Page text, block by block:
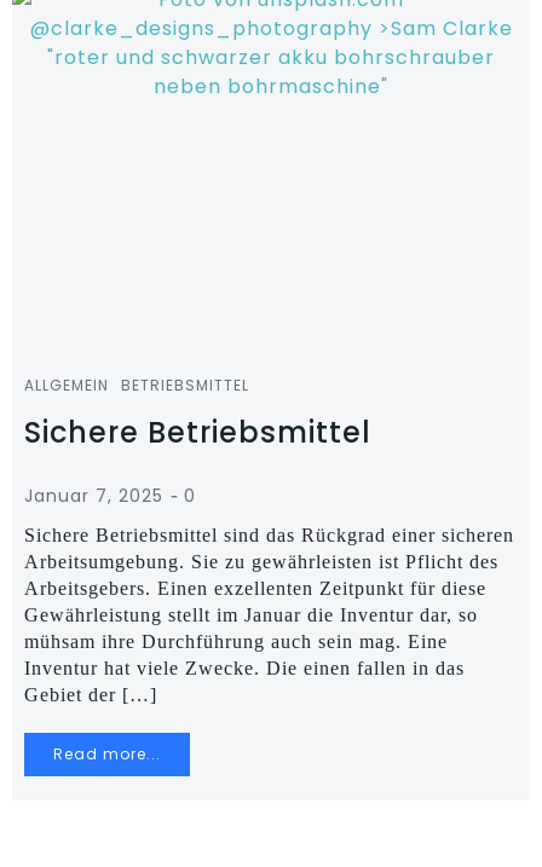
ALLGEMEIN BETRIEBSMITTEL
Sichere Betriebsmittel
Januar 7, 2025 - 0
Sichere Betriebsmittel sind das Rückgrad einer sicheren
Arbeitsumgebung. Sie zu gewährleisten ist Pflicht des
Arbeitsgebers. Einen exzellenten Zeitpunkt für diese
Gewährleistung stellt im Januar die Inventur dar, so
mühsam ihre Durchführung auch sein mag. Eine
Inventur hat viele Zwecke. Die einen fallen in das
Gebiet der […]
Read more...